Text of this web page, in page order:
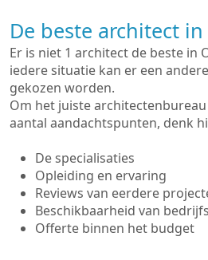
De beste architect
Er is niet 1 architect de beste in
iedere situatie kan er een
gekozen worden.
Om het juiste
aantal aandachtspunten, denk
De specialisaties
Opleiding en ervaring
Reviews van eerdere
Beschikbaarheid van
Offerte binnen het budget